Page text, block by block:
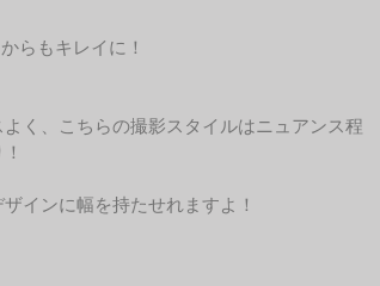
らもキレイに！
く、こちらの撮影スタイルはニュアンス程
インに幅を持たせれますよ！